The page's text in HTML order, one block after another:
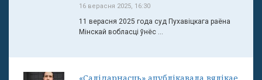
16 верасня 2025, 16:30
11 верасня 2025 года суд Пухавіцкага раёна
Мінскай вобласці ўнёс ...